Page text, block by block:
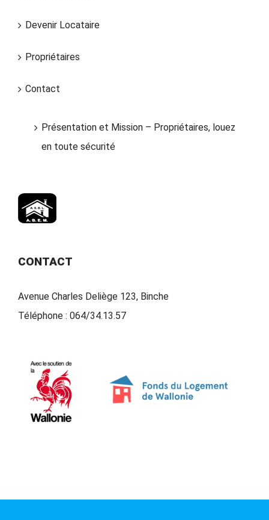
Devenir Locataire
Propriétaires
Contact
Présentation et Mission – Propriétaires, louez
en toute sécurité
CONTACT
Avenue Charles Deliège 123, Binche
Téléphone : 064/34.13.57